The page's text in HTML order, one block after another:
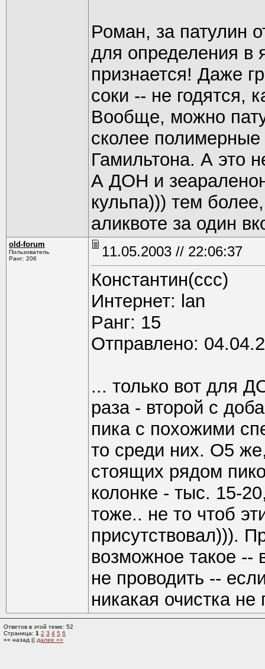
Роман, за патулин
для определения в
признается! Даже
соки -- не годятся,
Вообще, можно
сколее
Гамильтона. А это
А ДОН и
кульпа))) тем
аликвоте за один
old-forum
Пользователь
Ранг: 206
11.05.2003 // 22:06:37
Константин(ссс)
Интернет: lan
Pанг: 15
Отправлено:
... только вот для
раза - второй с
пика с похожими
то среди них. О5
стоящих рядом
колонке - тыс. 15-
тоже.. не то чтоб
присутствовал))).
возможное такое --
не проводить --
никакая очистка не
Ответов в этой теме: 52
Страница: 1 2 3 4 5 6
«« назад || далее »»